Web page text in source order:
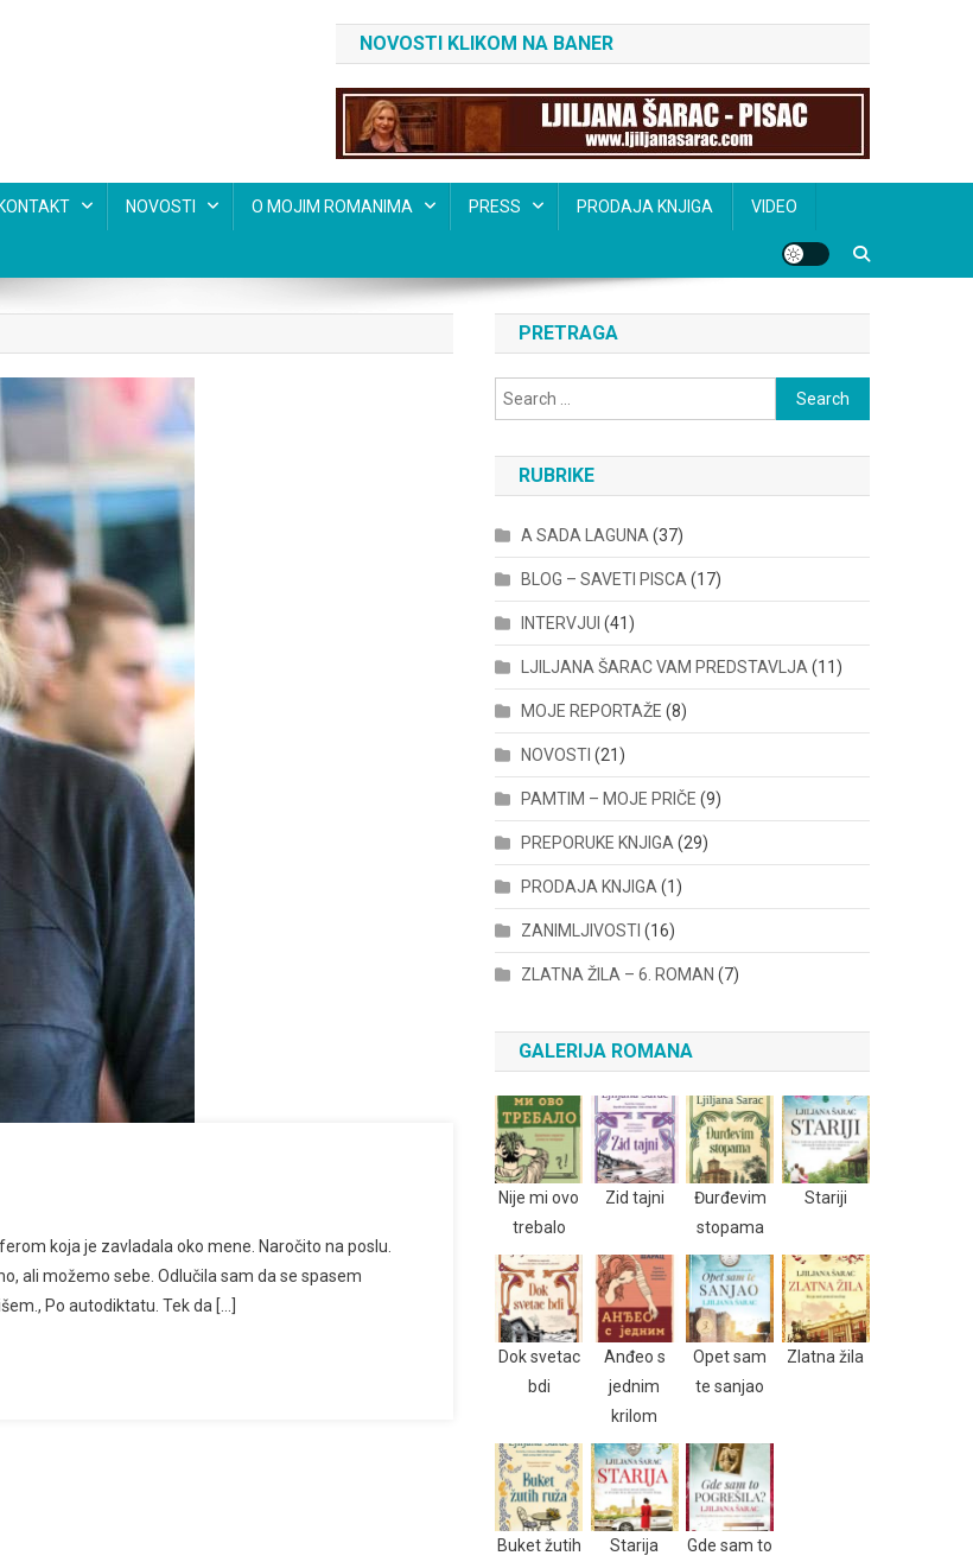
NOVOSTI KLIKOM NA BANER
KONTAKT NOVOSTI O MOJIM ROMANIMA PRESS PRODAJA KNJIGA VIDEO
koja je zavladala oko mene. Naročito na poslu.
ali možemo sebe. Odlučila sam da se spasem
Po autodiktatu. Tek da […]
PRETRAGA
Search
for:
RUBRIKE
A SADA LAGUNA (37)
BLOG – SAVETI PISCA (17)
INTERVJUI (41)
LJILJANA ŠARAC VAM PREDSTAVLJA (11)
MOJE REPORTAŽE (8)
NOVOSTI (21)
PAMTIM – MOJE PRIČE (9)
PREPORUKE KNJIGA (29)
PRODAJA KNJIGA (1)
ZANIMLJIVOSTI (16)
ZLATNA ŽILA – 6. ROMAN (7)
GALERIJA ROMANA
Nije mi ovo
trebalo
Zid tajni
Đurđevim
stopama
Stariji
Dok svetac
bdi
Anđeo s
jednim
krilom
Opet sam
te sanjao
Zlatna žila
Buket žutih
Starija
Gde sam to